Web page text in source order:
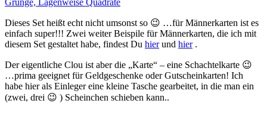
Dieses Set heißt echt nicht umsonst so 😉 …für Männerkarten ist es
einfach super!!! Zwei weiter Beispile für Männerkarten, die ich mit
diesem Set gestaltet habe, findest Du hierund hier.
Der eigentliche Clou ist aber die „Karte“ – eine Schachtelkarte 😉
…prima geeignet für Geldgeschenke oder Gutscheinkarten! Ich
habe hier als Einleger eine kleine Tasche gearbeitet, in die man ein
(zwei, drei 😉 ) Scheinchen schieben kann..